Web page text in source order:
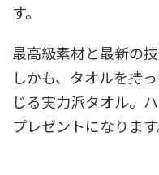
す。
最高級素材と最新の
しかも、タオルを持
じる実力派タオル。
プレゼントになります